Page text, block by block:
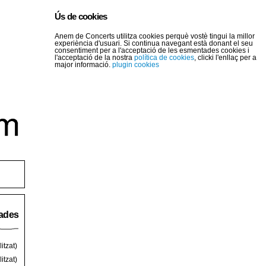
Ús de cookies
Anem de Concerts utilitza cookies perquè vostè tingui la millor
experiència d'usuari. Si continua navegant està donant el seu
consentiment per a l'acceptació de les esmentades cookies i
l'acceptació de la nostra política de cookies, clicki l'enllaç per a
major informació. plugin cookies